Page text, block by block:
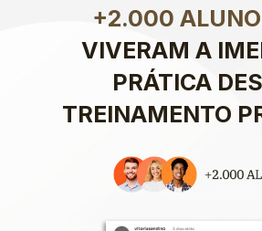
+2.000
VIVERAM A
PRÁTICA
TREINAMENTO